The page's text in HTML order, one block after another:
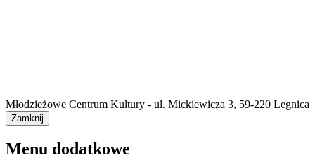
Młodzieżowe Centrum Kultury - ul. Mickiewicza 3, 59-220 Legnica
Zamknij
Menu dodatkowe